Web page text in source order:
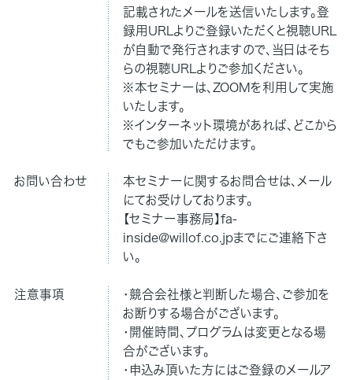
記載されたメールを送信いたします。登
録用URLよりご登録いただくと視聴URL
が自動で発行されますので、当日はそち
らの視聴URLよりご参加ください。
※本セミナーは、ZOOMを利用して実施
いたします。
※インターネット環境があれば、どこから
でもご参加いただけます。
お問い合わせ
本セミナーに関するお問合せは、メール
にてお受けしております。
【セミナー事務局】fa-
inside@willof.co.jpまでにご連絡下さ
い。
注意事項
・競合会社様と判断した場合、ご参加を
お断りする場合がございます。
・開催時間、プログラムは変更となる場
合がございます。
・申込み頂いた⽅にはご登録のメールア